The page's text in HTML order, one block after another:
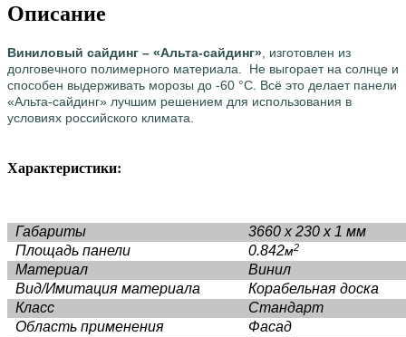
Описание
Виниловый сайдинг – «Альта-сайдинг» , изготовлен из
долговечного полимерного материала. Не выгорает на солнце и
способен выдерживать морозы до -60 °С. Всё это делает панели
«Альта-сайдинг» лучшим решением для использования в
условиях российского климата.
Характеристики:
Габариты
3660 x 230 x 1 мм
Площадь панели
0.842м2
Материал
Винил
Вид/Имитация материала
Корабельная доска
Класс
Стандарт
Область применения
Фасад